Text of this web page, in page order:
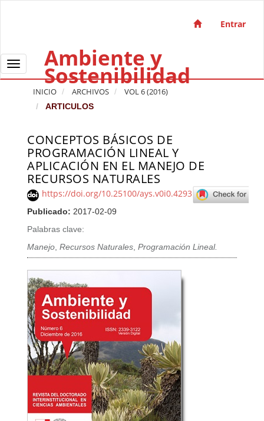
Barra lateral
Entrar
Toggle navigationAmbiente y
Sostenibilidad
INICIO ARCHIVOS VOL 6 (2016)
ARTICULOS
CONCEPTOS BÁSICOS DE
PROGRAMACIÓN LINEAL Y
APLICACIÓN EN EL MANEJO DE
RECURSOS NATURALES
https://doi.org/10.25100/ays.v0i0.4293
Publicado: 2017-02-09
Palabras clave:
Manejo,Recursos Naturales,Programación Lineal.
Barra lateral del artículo